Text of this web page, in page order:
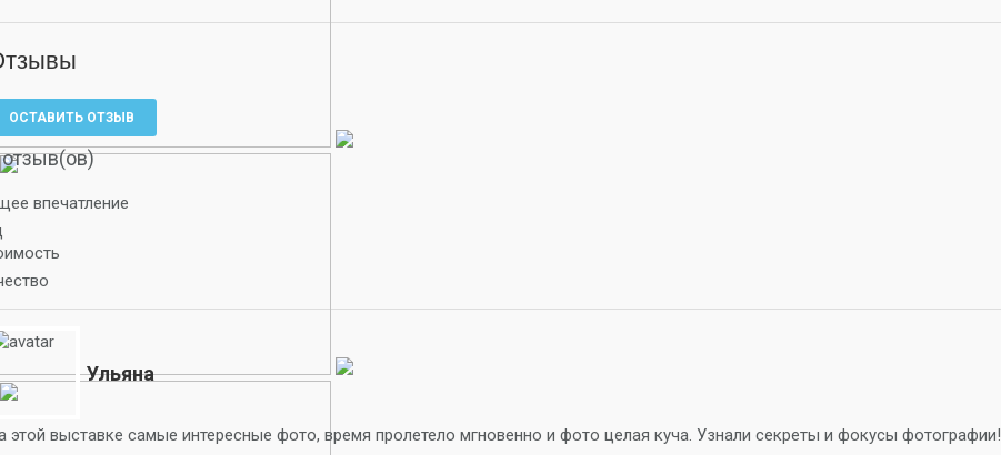
ОСТАВИТЬ ОТЗЫВ
впечатление
Ульяна
этой выставке самые интересные фото, время пролетело мгновенно и фото целая куча. Узнали секреты и фокусы фотографии!